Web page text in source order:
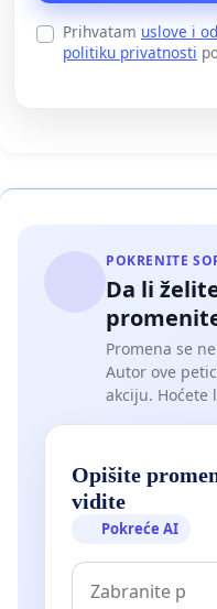
Prihvatam uslove i
politiku privatnosti
POKRENITE
Da li
Promena se
Autor ove
akciju. Hoćete
Opišite
vidite
Pokreće AI